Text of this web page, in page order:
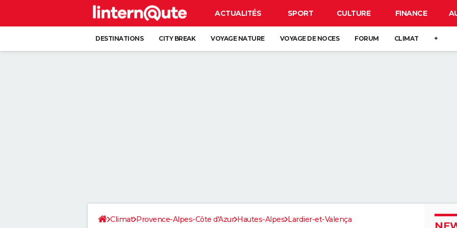
ACTUALITÉS SPORT CULTURE FINANCE
DESTINATIONS CITY BREAK VOYAGE NATURE VOYAGE DE NOCES FORUM CLIMAT +
Climat Provence-Alpes-Côte d'Azur Hautes-Alpes Lardier-et-Valença